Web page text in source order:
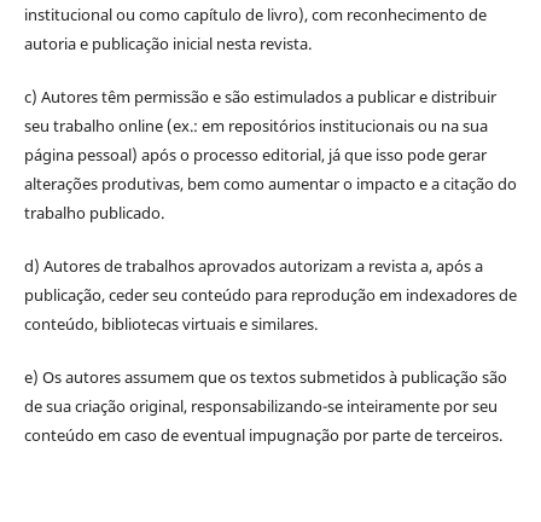
institucional ou como capítulo de livro), com reconhecimento de
autoria e publicação inicial nesta revista.
c) Autores têm permissão e são estimulados a publicar e distribuir
seu trabalho online (ex.: em repositórios institucionais ou na sua
página pessoal) após o processo editorial, já que isso pode gerar
alterações produtivas, bem como aumentar o impacto e a citação do
trabalho publicado.
d) Autores de trabalhos aprovados autorizam a revista a, após a
publicação, ceder seu conteúdo para reprodução em indexadores de
conteúdo, bibliotecas virtuais e similares.
e) Os autores assumem que os textos submetidos à publicação são
de sua criação original, responsabilizando-se inteiramente por seu
conteúdo em caso de eventual impugnação por parte de terceiros.